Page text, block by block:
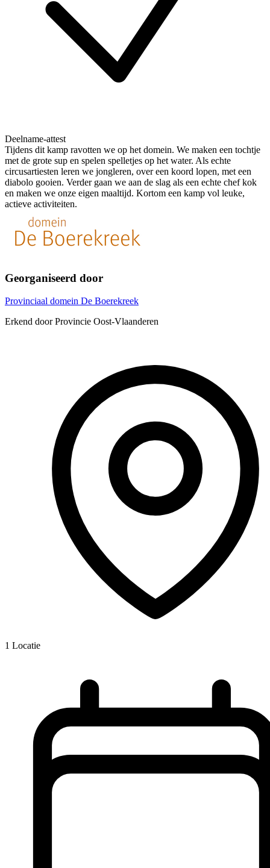
Deelname-attest
Tijdens dit kamp ravotten we op het domein. We maken een tochtje
met de grote sup en spelen spelletjes op het water. Als echte
circusartiesten leren we jongleren, over een koord lopen, met een
diabolo gooien. Verder gaan we aan de slag als een echte chef kok
en maken we onze eigen maaltijd. Kortom een kamp vol leuke,
actieve activiteiten.
Georganiseerd door
Provinciaal domein De Boerekreek
Erkend door Provincie Oost-Vlaanderen
1 Locatie